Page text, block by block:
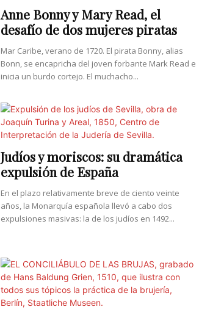
Anne Bonny y Mary Read, el
desafío de dos mujeres piratas
Mar Caribe, verano de 1720. El pirata Bonny, alias
Bonn, se encapricha del joven forbante Mark Read e
inicia un burdo cortejo. El muchacho...
Judíos y moriscos: su dramática
expulsión de España
En el plazo relativamente breve de ciento veinte
años, la Monarquía española llevó a cabo dos
expulsiones masivas: la de los judíos en 1492...